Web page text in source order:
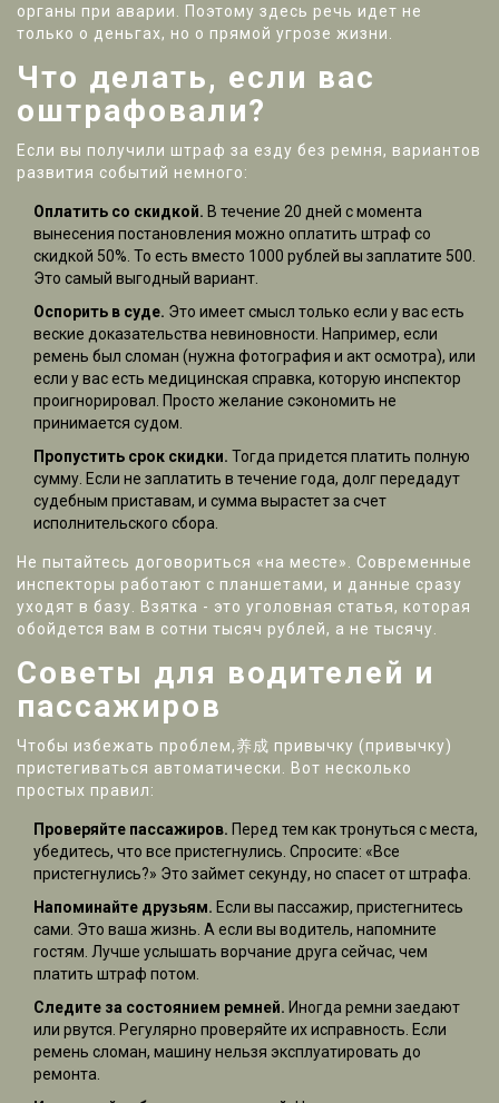
органы при аварии. Поэтому здесь речь идет не
только о деньгах, но о прямой угрозе жизни.
Что делать, если вас
оштрафовали?
Если вы получили штраф за езду без ремня, вариантов
развития событий немного:
Оплатить со скидкой. В течение 20 дней с момента
вынесения постановления можно оплатить штраф со
скидкой 50%. То есть вместо 1000 рублей вы заплатите 500.
Это самый выгодный вариант.
Оспорить в суде. Это имеет смысл только если у вас есть
веские доказательства невиновности. Например, если
ремень был сломан (нужна фотография и акт осмотра), или
если у вас есть медицинская справка, которую инспектор
проигнорировал. Просто желание сэкономить не
принимается судом.
Пропустить срок скидки. Тогда придется платить полную
сумму. Если не заплатить в течение года, долг передадут
судебным приставам, и сумма вырастет за счет
исполнительского сбора.
Не пытайтесь договориться «на месте». Современные
инспекторы работают с планшетами, и данные сразу
уходят в базу. Взятка - это уголовная статья, которая
обойдется вам в сотни тысяч рублей, а не тысячу.
Советы для водителей и
пассажиров
Чтобы избежать проблем,养成 привычку (привычку)
пристегиваться автоматически. Вот несколько
простых правил:
Проверяйте пассажиров. Перед тем как тронуться с места,
убедитесь, что все пристегнулись. Спросите: «Все
пристегнулись?» Это займет секунду, но спасет от штрафа.
Напоминайте друзьям. Если вы пассажир, пристегнитесь
сами. Это ваша жизнь. А если вы водитель, напомните
гостям. Лучше услышать ворчание друга сейчас, чем
платить штраф потом.
Следите за состоянием ремней. Иногда ремни заедают
или рвутся. Регулярно проверяйте их исправность. Если
ремень сломан, машину нельзя эксплуатировать до
ремонта.